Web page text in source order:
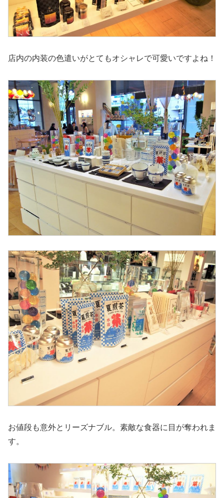
店内の内装の色遣いがとてもオシャレで可愛いですよね！
お値段も意外とリーズナブル。素敵な食器に目が奪われま
す。